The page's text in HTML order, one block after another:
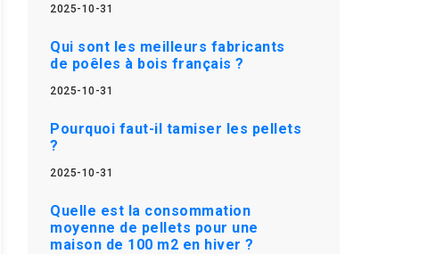
2025-10-31
Qui sont les meilleurs fabricants
de poêles à bois français ?
2025-10-31
Pourquoi faut-il tamiser les pellets
?
2025-10-31
Quelle est la consommation
moyenne de pellets pour une
maison de 100 m2 en hiver ?